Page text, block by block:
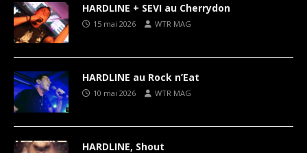
HARDLINE + SEVI au Cherrydon
15 mai 2026 WTR MAG
HARDLINE au Rock n’Eat
10 mai 2026 WTR MAG
HARDLINE, Shout